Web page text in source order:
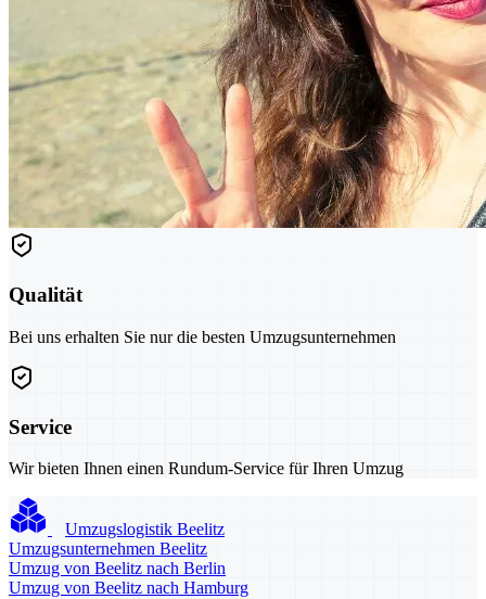
Qualität
Bei uns erhalten Sie nur die besten Umzugsunternehmen
Service
Wir bieten Ihnen einen Rundum-Service für Ihren Umzug
Umzugslogistik Beelitz
Umzugsunternehmen Beelitz
Umzug von Beelitz nach Berlin
Umzug von Beelitz nach Hamburg